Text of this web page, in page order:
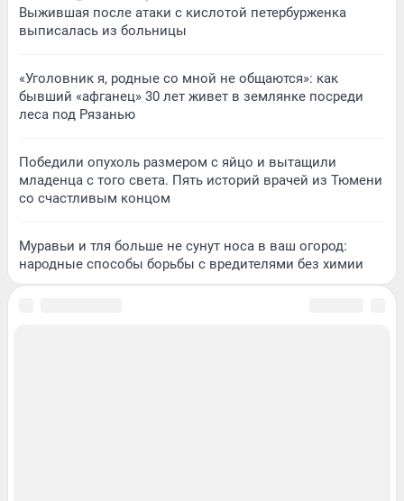
Выжившая после атаки с кислотой петербурженка
выписалась из больницы
«Уголовник я, родные со мной не общаются»: как
бывший «афганец» 30 лет живет в землянке посреди
леса под Рязанью
Победили опухоль размером с яйцо и вытащили
младенца с того света. Пять историй врачей из Тюмени
со счастливым концом
Муравьи и тля больше не сунут носа в ваш огород:
народные способы борьбы с вредителями без химии